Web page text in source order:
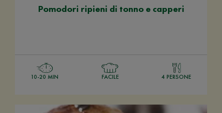
Pomodori ripieni di tonno e capperi
10-20 MIN FACILE 4 PERSONE